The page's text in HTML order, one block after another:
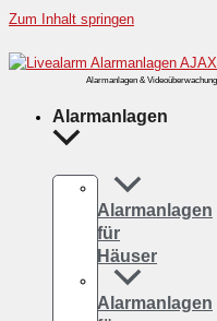
Zum Inhalt springen
Alarmanlagen & Videoüberwachung
Alarmanlagen
Alarmanlagen
für
Häuser
Alarmanlagen